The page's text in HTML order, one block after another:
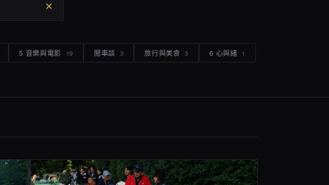
✕
5 音樂與電影 19 閒車談 3 旅行與美食 3 6 心與緒 1